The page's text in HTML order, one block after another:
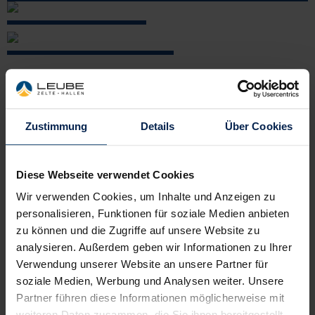
Zustimmung Details Über Cookies
Diese Webseite verwendet Cookies
Wir verwenden Cookies, um Inhalte und Anzeigen zu
personalisieren, Funktionen für soziale Medien anbieten
zu können und die Zugriffe auf unsere Website zu
analysieren. Außerdem geben wir Informationen zu Ihrer
Verwendung unserer Website an unsere Partner für
soziale Medien, Werbung und Analysen weiter. Unsere
Partner führen diese Informationen möglicherweise mit
Zeltverleih für
Veranstaltungen und
Lagerzelte
Ihr professioneller Zeltverleih
Lieferant von
Leichtbauhallen /
Lagerzelten im Odenwald
Sie suchen ein Zelt für Ihre Hochzeit, Fest, Firmenfeier,
Jubiläum oder eine Leichtbauhalle als Lager oder für die
Produktion?
Dann sind wir Ihr richtiger Ansprechpartner in Sachen
Rundzelte
Walkwayzelte
Türen & feste Seitenwände
Systemfußboden
Teppichboden
Verankerungsfreie Montage
Individuelle Sonderlösungen
Eventgrip Wabenboden
Bestuhlung & Mobiliar
Mobiliardekoration
Licht- & Tontechnik
Mobile Toiletten
Quarantäne- und Versorgungszelte
Privatfeier & Hochzeit
Messe & Produktpräsentation
Schutzeinhausung Baugewerbe
Sport & Kulturveranstaltungen